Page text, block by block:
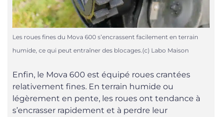
Les roues fines du Mova 600 s’encrassent facilement en terrain
humide, ce qui peut entraîner des blocages.(c) Labo Maison
Enfin, le Mova 600 est équipé roues crantées
relativement fines. En terrain humide ou
légèrement en pente, les roues ont tendance à
s’encrasser rapidement et à perdre leur